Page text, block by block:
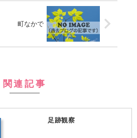
町なかで
関連記事
足跡観察